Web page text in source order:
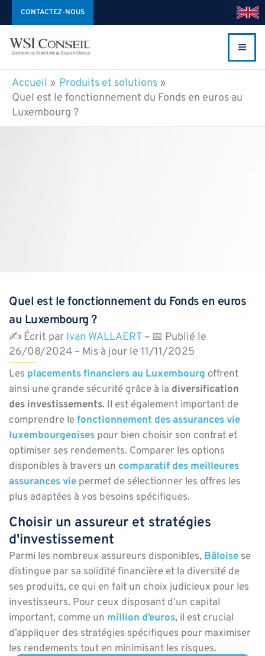
Aller
au
contenu
CONTACTEZ-NOUS
Accueil
Produits et solutions
Quel est le fonctionnement du Fonds en euros au
Luxembourg ?
Quel est le fonctionnement du Fonds en euros
au Luxembourg ?
✍️ Écrit par Ivan WALLAERT – 📅 Publié le
26/08/2024 – Mis à jour le 11/11/2025
Les placements financiers au Luxembourg offrent
ainsi une grande sécurité grâce à la diversification
des investissements. Il est également important de
comprendre lefonctionnement des assurances vie
luxembourgeoises pour bien choisir son contrat et
optimiser ses rendements. Comparer les options
disponibles à travers un comparatif des meilleures
assurances vie permet de sélectionner les offres les
plus adaptées à vos besoins spécifiques.
Choisir un assureur et stratégies
d'investissement
Parmi les nombreux assureurs disponibles, Bâloise se
distingue par sa solidité financière et la diversité de
ses produits, ce qui en fait un choix judicieux pour les
investisseurs. Pour ceux disposant d’un capital
important, comme un million d’euros, il est crucial
d’appliquer des stratégies spécifiques pour maximiser
les rendements tout en minimisant les risques.